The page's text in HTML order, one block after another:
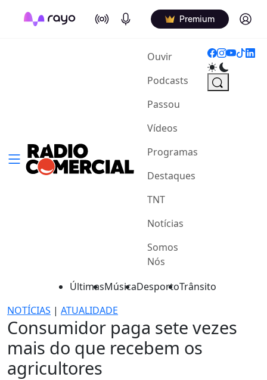
On Air Podcasts Premium Log in
Ouvir(current)
Podcasts
Passou
Vídeos
Programas
Destaques
TNT
Notícias
Somos
Nós
ÚltimasMúsicaDesportoTrânsito
NOTÍCIAS | ATUALIDADE
Consumidor paga sete vezes
mais do que recebem os
agricultores